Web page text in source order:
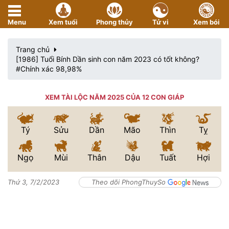
Menu Xem tuổi Phong thủy Tử vi Xem bói
Trang chủ
[1986] Tuổi Bính Dần sinh con năm 2023 có tốt không?
#Chính xác 98,98%
XEM TÀI LỘC NĂM 2025 CỦA 12 CON GIÁP
Tý Sửu Dần Mão Thìn Tỵ
Ngọ Mùi Thân Dậu Tuất Hợi
Thứ 3, 7/2/2023 Theo dõi PhongThuySo